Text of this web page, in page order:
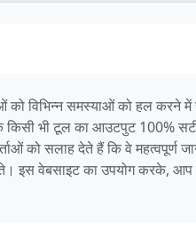
को विभिन्न समस्याओं को हल
भी टूल का आउटपुट 100%
को सलाह देते हैं कि वे महत्वपूर्ण
इस वेबसाइट का उपयोग करके,